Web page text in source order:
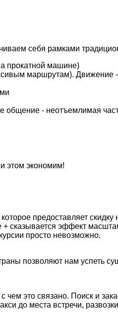
себя рамками
прокатной машине)
маршрутам). Движение
общение - неотъемлимая
этом экономим!
предоставляет скидку
+ сказывается эффект
просто невозможно.
позволяют нам успеть
это связано. Поиск и
до места встречи,